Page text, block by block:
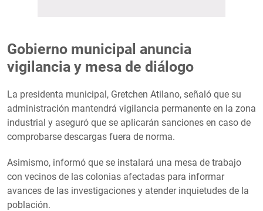
Gobierno municipal anuncia
vigilancia y mesa de diálogo
La presidenta municipal, Gretchen Atilano, señaló que su
administración mantendrá vigilancia permanente en la zona
industrial y aseguró que se aplicarán sanciones en caso de
comprobarse descargas fuera de norma.
Asimismo, informó que se instalará una mesa de trabajo
con vecinos de las colonias afectadas para informar
avances de las investigaciones y atender inquietudes de la
población.